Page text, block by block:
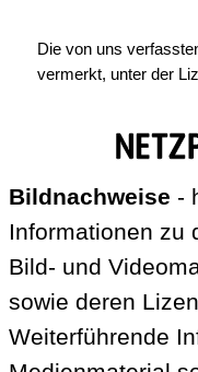
Die von uns
vermerkt, unter der
Bildnachweise -
Informationen zu
Bild- und
sowie deren
Weiterführende